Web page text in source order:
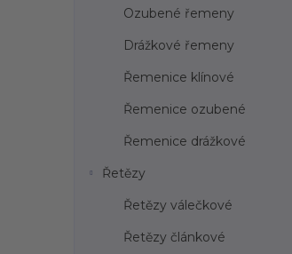
Ozubené řemeny
Drážkové řemeny
Řemenice klínové
Řemenice ozubené
Řemenice drážkové
Řetězy
Řetězy válečkové
Řetězy článkové